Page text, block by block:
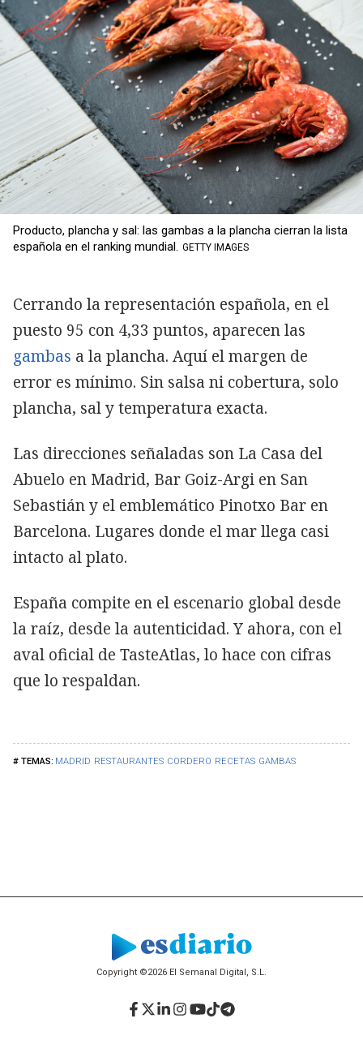
MADRID RESTAURANTES CORDERO RECETAS GAMBAS
Producto, plancha y sal: las gambas a la plancha cierran la lista
española en el ranking mundial. GETTY IMAGES
Cerrando la representación española, en el
puesto 95 con 4,33 puntos, aparecen las
gambas a la plancha. Aquí el margen de
error es mínimo. Sin salsa ni cobertura, solo
plancha, sal y temperatura exacta.
Las direcciones señaladas son La Casa del
Abuelo en Madrid, Bar Goiz-Argi en San
Sebastián y el emblemático Pinotxo Bar en
Barcelona. Lugares donde el mar llega casi
intacto al plato.
España compite en el escenario global desde
la raíz, desde la autenticidad. Y ahora, con el
aval oficial de TasteAtlas, lo hace con cifras
que lo respaldan.
Copyright ©2026 El Semanal Digital, S.L.
Facebook
Twitter
LinkedIn
Instagram
YouTube
TikTok
Telegram